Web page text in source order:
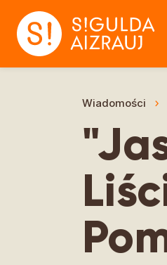
Wiadomości